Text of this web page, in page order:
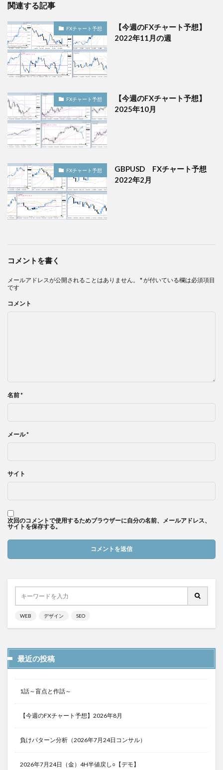
関連する記事
FXチャート予想
【今週のFXチャート予想】
2022年11月の週
FXチャート予想
【今週のFXチャート予想】
2025年10月
FXチャート予想
GBPUSD FXチャート予想
2022年2月
コメントを書く
メールアドレスが公開されることはありません。 *が付いている欄は必須項目
です
コメント
名前*
メール*
サイト
次回のコメントで使用するためブラウザーに自分の名前、メールアドレス、
サイトを保存する。
WEB デザイン SEO
最近の投稿
1話～盲点と作話～
【今週のFXチャート予想】2026年8月
負けパターン分析（2026年7月24日コンサル）
2026年7月24日（金）4H半値戻し○【デモ】